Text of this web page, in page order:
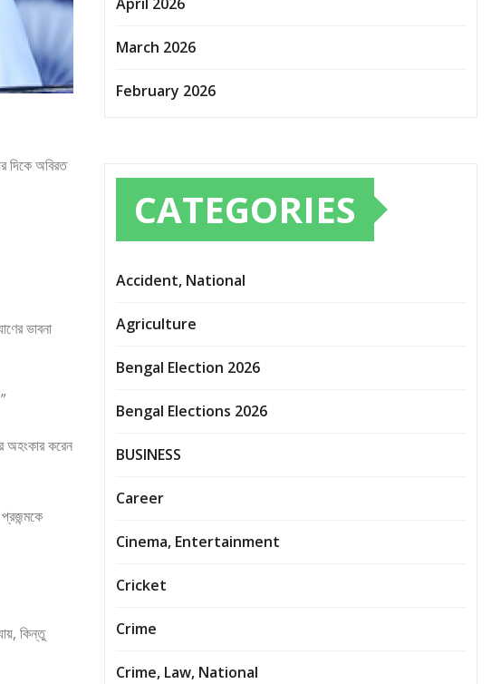
দিকে অবিরত
ভাবনা
অহংকার করেন
কিন্তু
March 2026
February 2026
CATEGORIES
Accident, National
Agriculture
Bengal Election 2026
Bengal Elections 2026
BUSINESS
Career
Cinema, Entertainment
Cricket
Crime
Crime, Law, National